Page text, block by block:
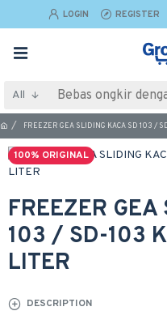
LOGIN REGISTER
All
FREEZER GEA SLIDING KACA SD 103 /
100% ORIGINAL
FREEZER
103 / SD-103
LITER
DESCRIPTION